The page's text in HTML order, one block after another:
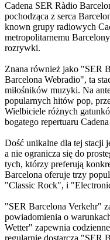
Cadena SER Ràdio
pochodząca z serca
known grupy radiowych
metropolitarnemu
rozrywki.
Znana również jako "SER
Barcelona Webradio", ta
miłośników muzyki. Na
popularnych hitów pop,
Wielbiciele różnych
bogatego repertuaru
Dość unikalne dla tej stacji
a nie ogranicza się do
tych, którzy preferują
Barcelona oferuje trzy
"Classic Rock", i
"SER Barcelona Verkehr"
powiadomienia o
Wetter" zapewnia
regularnie dostarcza "SER